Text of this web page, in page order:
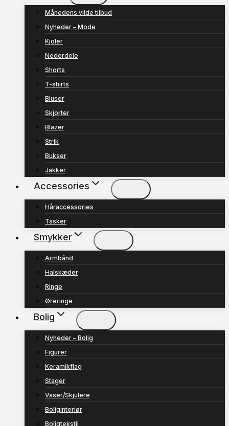
Månedens vilde tilbud
Nyheder – Mode
Kjoler
Nederdele
Shorts
T-shirts
Bluser
Skjorter
Blazer
Strik
Bukser
Jakker
Accessories
Håraccessories
Tasker
Smykker
Armbånd
Halskæder
Ringe
Øreringe
Bolig
Nyheder – Bolig
Figurer
Keramikflag
Stager
Vaser/Skjulere
Boliginteriør
Boligtekstil